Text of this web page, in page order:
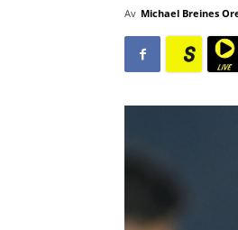
Av Michael Breines